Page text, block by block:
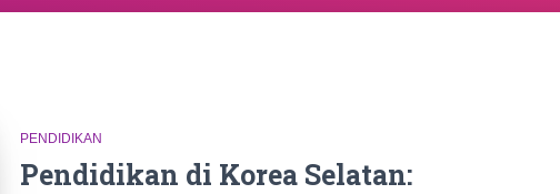
PENDIDIKAN
Pendidikan di Korea Selatan: